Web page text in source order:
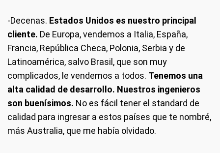
-Decenas. Estados Unidos es nuestro principal
cliente. De Europa, vendemos a Italia, España,
Francia, República Checa, Polonia, Serbia y de
Latinoamérica, salvo Brasil, que son muy
complicados, le vendemos a todos. Tenemos una
alta calidad de desarrollo. Nuestros ingenieros
son buenísimos. No es fácil tener el standard de
calidad para ingresar a estos países que te nombré,
más Australia, que me había olvidado.